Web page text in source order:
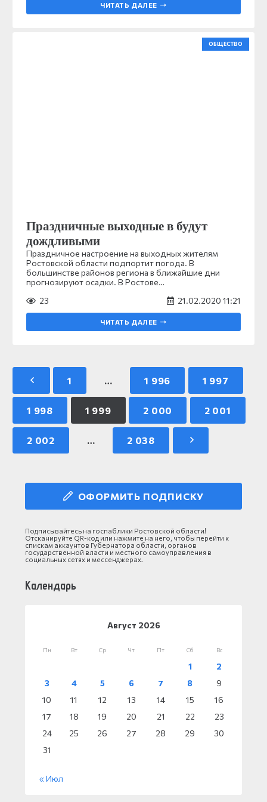
ЧИТАТЬ ДАЛЕЕ
ОБЩЕСТВО
Праздничные выходные в будут
дождливыми
Праздничное настроение на выходных жителям
Ростовской области подпортит погода. В
большинстве районов региона в ближайшие дни
прогнозируют осадки. В Ростове…
23
21.02.2020 11:21
ЧИТАТЬ ДАЛЕЕ
1 … 1 996 1 997
1 998 1 999 2 000 2 001
2 002 … 2 038
ОФОРМИТЬ ПОДПИСКУ
Подписывайтесь на госпаблики Ростовской области!
Отсканируйте QR-код или нажмите на него, чтобы перейти к
спискам аккаунтов Губернатора области, органов
государственной власти и местного самоуправления в
социальных сетях и мессенджерах.
Календарь
Август 2026
Пн Вт Ср Чт Пт Сб Вс
1
2
3
4 5 6 7 8
9
10
11 12 13 14 15
16
17
18 19 20 21 22
23
24
25 26 27 28 29
30
31
« Июл